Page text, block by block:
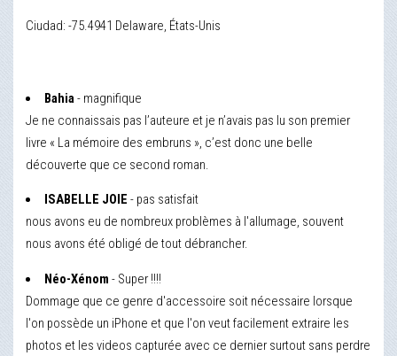
Ciudad: -75.4941 Delaware, États-Unis
Bahia - magnifique
Je ne connaissais pas l’auteure et je n’avais pas lu son premier
livre « La mémoire des embruns », c’est donc une belle
découverte que ce second roman.
ISABELLE JOIE - pas satisfait
nous avons eu de nombreux problèmes à l'allumage, souvent
nous avons été obligé de tout débrancher.
Néo-Xénom - Super !!!!
Dommage que ce genre d'accessoire soit nécessaire lorsque
l'on possède un iPhone et que l'on veut facilement extraire les
photos et les videos capturée avec ce dernier surtout sans perdre